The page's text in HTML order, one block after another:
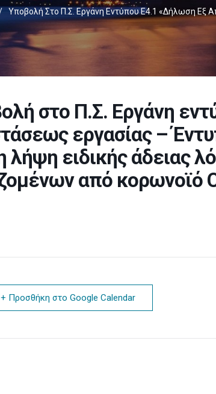
Υποβολή Στο Π.Σ. Εργάνη Εντύπου Ε4.1 «Δήλωση Εξ
στο Π.Σ. Εργάνη
εργασίας –
λήψη ειδικής άδειας
από κορωνοϊό
+ Προσθήκη στο Google Calendar